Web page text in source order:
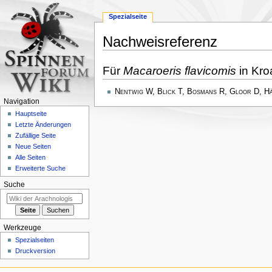
Nachweisreferenz
Navigation
springen
Suche
springen
Für Macaroeris flavicomis in
Nentwig W, Blick T, Bosmans R, Gloor D,
Spezialseite
Navigation
Hauptseite
Letzte Änderungen
Zufällige Seite
Neue Seiten
Alle Seiten
Erweiterte Suche
Suche
Werkzeuge
Spezialseiten
Druckversion